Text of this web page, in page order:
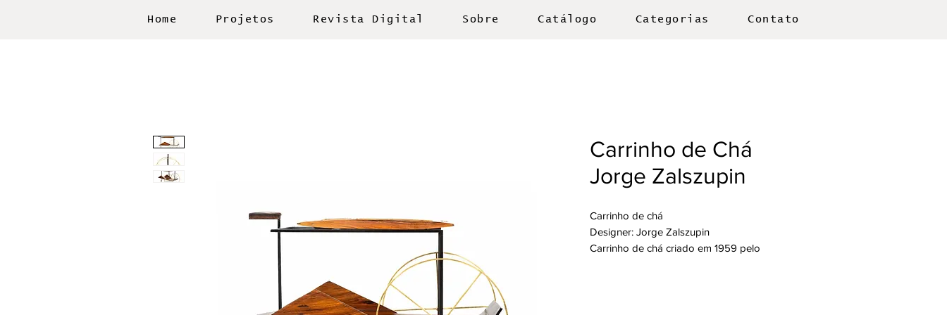
Home Projetos Revista Digital Sobre Catálogo Categorias Contato
Carrinho de Chá
Jorge Zalszupin
Carrinho de chá
Designer: Jorge Zalszupin
Carrinho de chá criado em 1959 pelo